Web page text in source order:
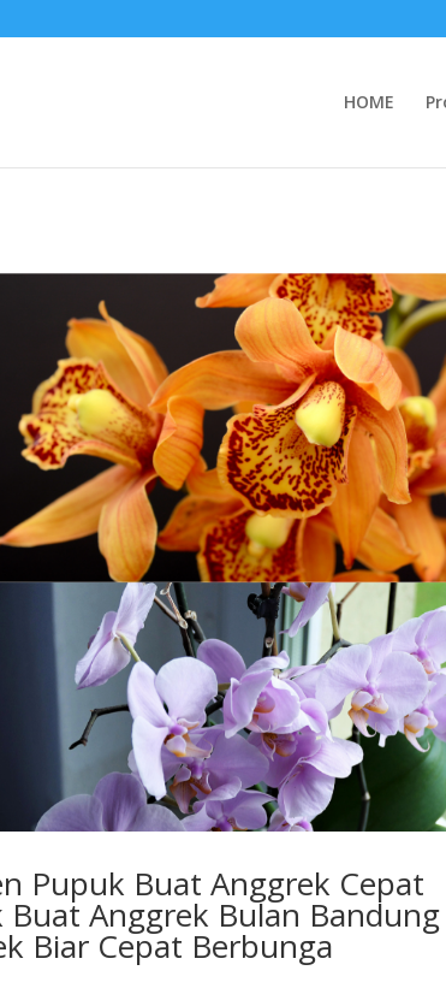
HOME
Pupuk Buat Anggrek Cepat
Anggrek Bulan Bandung
Biar Cepat Berbunga